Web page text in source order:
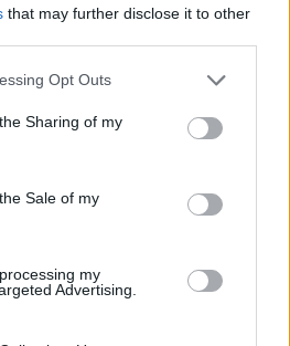
that may further disclose it to other
app uses one or more Google
usage behaviour. You may click to
and its third-party tags to
purposes in below Google
Opt Outs
Sharing of my
Sale of my
my
Advertising.
συλλαλητήριο και
Kαμιά εμπλοκή, καμιά